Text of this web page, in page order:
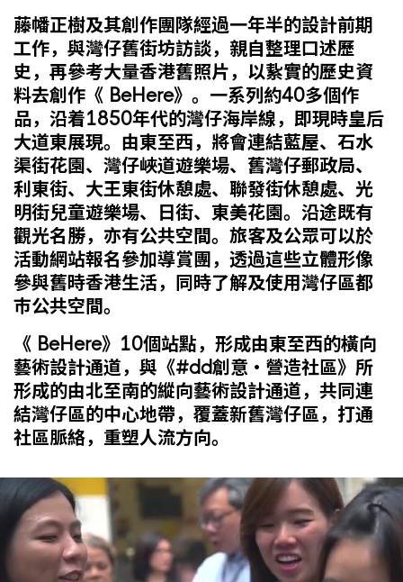
藤幡正樹及其創作團隊經過一年半的設計前期
工作，與灣仔舊街坊訪談，親自整理口述歷
史，再參考大量香港舊照片，以紥實的歷史資
料去創作《 BeHere》。一系列約40多個作
品，沿着1850年代的灣仔海岸線，即現時皇后
大道東展現。由東至西，將會連結藍屋、石水
渠街花園、灣仔峽道遊樂場、舊灣仔郵政局、
利東街、大王東街休憩處、聯發街休憩處、光
明街兒童遊樂場、日街、東美花園。沿途既有
觀光名勝，亦有公共空間。旅客及公眾可以於
活動網站報名參加導賞團，透過這些立體形像
參與舊時香港生活，同時了解及使用灣仔區都
巿公共空間。
《 BeHere》10個站點，形成由東至西的橫向
藝術設計通道，與《#dd創意‧營造社區》所
形成的由北至南的縱向藝術設計通道，共同連
結灣仔區的中心地帶，覆蓋新舊灣仔區，打通
社區脈絡，重塑人流方向。